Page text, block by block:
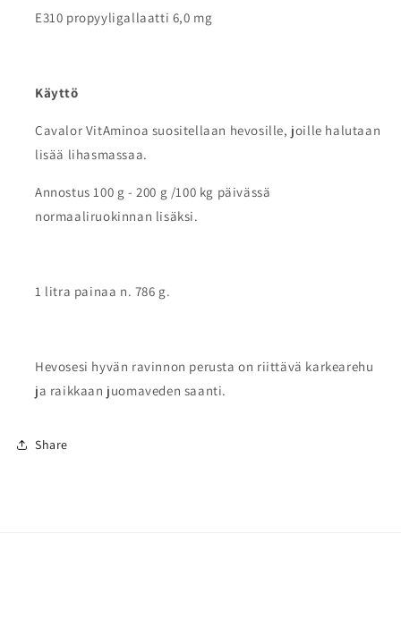
E310 propyyligallaatti 6,0 mg
Käyttö
Cavalor VitAminoa suositellaan hevosille, joille halutaan
lisää lihasmassaa.
Annostus 100 g - 200 g /100 kg päivässä
normaaliruokinnan lisäksi.
1 litra painaa n. 786 g.
Hevosesi hyvän ravinnon perusta on riittävä karkearehu
ja raikkaan juomaveden saanti.
Share